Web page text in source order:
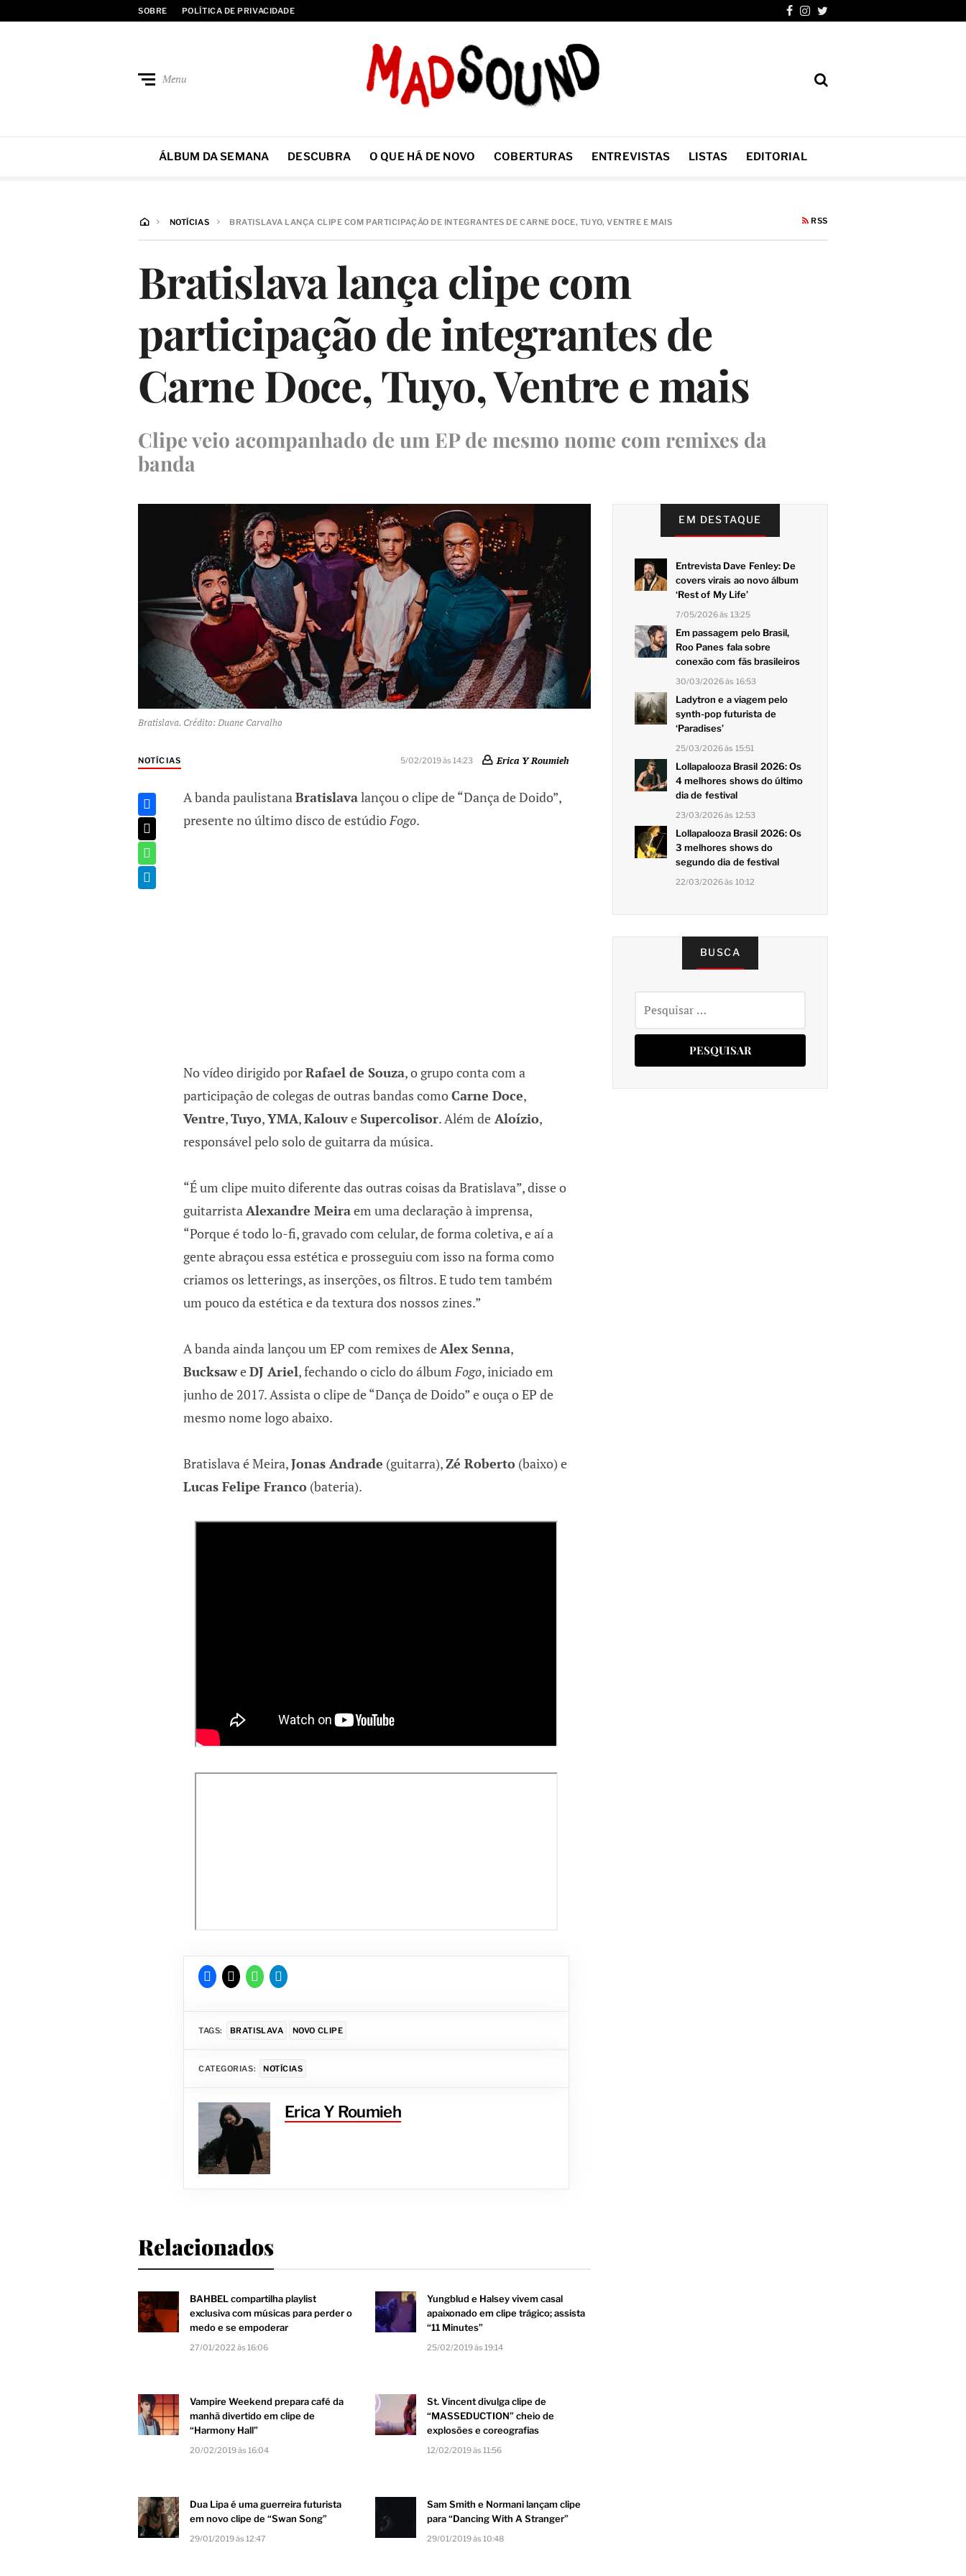
SOBRE POLÍTICA DE PRIVACIDADE
Menu
ÁLBUM DA SEMANA DESCUBRA O QUE HÁ DE NOVO COBERTURAS ENTREVISTAS LISTAS EDITORIAL
NOTÍCIAS BRATISLAVA LANÇA CLIPE COM PARTICIPAÇÃO DE INTEGRANTES DE CARNE DOCE, TUYO, VENTRE E MAIS RSS
Bratislava lança clipe com
participação de integrantes de
Carne Doce, Tuyo, Ventre e mais
Clipe veio acompanhado de um EP de mesmo nome com remixes da
banda
Bratislava. Crédito: Duane Carvalho
NOTÍCIAS 5/02/2019 às 14:23 Erica Y Roumieh
A banda paulistanaBratislavalançou o clipe de “Dança de Doido”,
presente no último disco de estúdioFogo.
No vídeo dirigido porRafael de Souza, o grupo conta com a
participação de colegas de outras bandas comoCarne Doce,
Ventre,Tuyo,YMA,KalouveSupercolisor. Além de Aloízio,
responsável pelo solo de guitarra da música.
“É um clipe muito diferente das outras coisas da Bratislava”, disse o
guitarristaAlexandre Meiraem uma declaração à imprensa,
“Porque é todo lo-fi, gravado com celular, de forma coletiva, e aí a
gente abraçou essa estética e prosseguiu com isso na forma como
criamos os letterings, as inserções, os filtros. E tudo tem também
um pouco da estética e da textura dos nossos zines.”
A banda ainda lançou um EP com remixes deAlex Senna,
BucksaweDJ Ariel, fechando o ciclo do álbumFogo, iniciado em
junho de 2017. Assista o clipe de “Dança de Doido” e ouça o EP de
mesmo nome logo abaixo.
Bratislava é Meira,Jonas Andrade (guitarra),Zé Roberto (baixo) e
Lucas Felipe Franco (bateria).
TAGS: BRATISLAVA NOVO CLIPE
CATEGORIAS: NOTÍCIAS
Erica Y Roumieh
Relacionados
BAHBEL compartilha playlist
exclusiva com músicas para perder o
medo e se empoderar
27/01/2022 às 16:06
Yungblud e Halsey vivem casal
apaixonado em clipe trágico; assista
“11 Minutes”
25/02/2019 às 19:14
Vampire Weekend prepara café da
manhã divertido em clipe de
“Harmony Hall”
20/02/2019 às 16:04
St. Vincent divulga clipe de
“MASSEDUCTION” cheio de
explosões e coreografias
12/02/2019 às 11:56
Dua Lipa é uma guerreira futurista
em novo clipe de “Swan Song”
29/01/2019 às 12:47
Sam Smith e Normani lançam clipe
para “Dancing With A Stranger”
29/01/2019 às 10:48
EM DESTAQUE
Entrevista Dave Fenley: De
covers virais ao novo álbum
‘Rest of My Life’
7/05/2026 às 13:25
Em passagem pelo Brasil,
Roo Panes fala sobre
conexão com fãs brasileiros
30/03/2026 às 16:53
Ladytron e a viagem pelo
synth-pop futurista de
‘Paradises’
25/03/2026 às 15:51
Lollapalooza Brasil 2026: Os
4 melhores shows do último
dia de festival
23/03/2026 às 12:53
Lollapalooza Brasil 2026: Os
3 melhores shows do
segundo dia de festival
22/03/2026 às 10:12
BUSCA
por: